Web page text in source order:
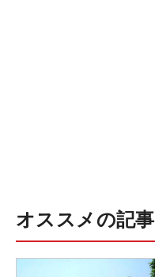
オススメの記事